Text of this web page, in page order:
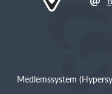
Medlemssystem